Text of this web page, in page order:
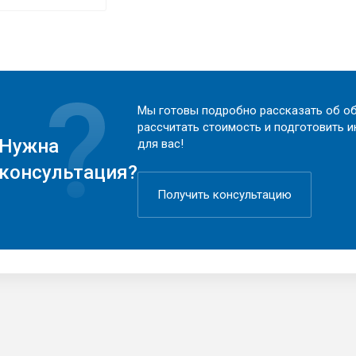
Мы готовы подробно рассказать об
рассчитать стоимость и подготовить
для вас!
Получить консультацию